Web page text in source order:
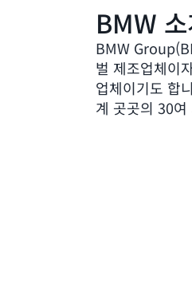
BMW
BMW
벌 제조업체이
업체이기도 합
계 곳곳의 30